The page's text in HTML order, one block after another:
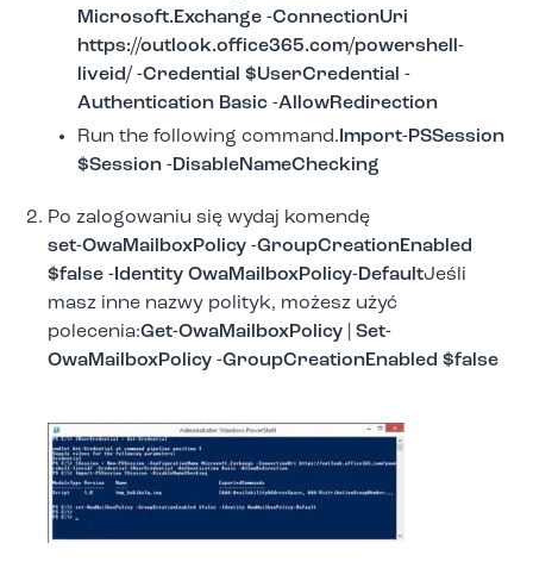
Microsoft.Exchange -ConnectionUri
https://outlook.office365.com/powershell-
liveid/ -Credential $UserCredential -
Authentication Basic -AllowRedirection
Run the following command. Import-PSSession
$Session -DisableNameChecking
Po zalogowaniu się wydaj komendę
set-OwaMailboxPolicy -GroupCreationEnabled
$false -Identity OwaMailboxPolicy-DefaultJeśli
masz inne nazwy polityk, możesz użyć
polecenia:Get-OwaMailboxPolicy | Set-
OwaMailboxPolicy -GroupCreationEnabled $false